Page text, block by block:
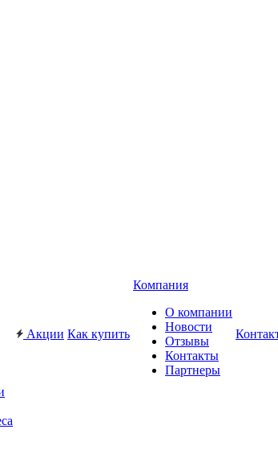
Акции Как купить
Компания
О компании
Новости
Отзывы
Контакты
Партнеры